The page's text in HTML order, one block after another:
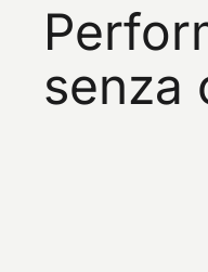
senza